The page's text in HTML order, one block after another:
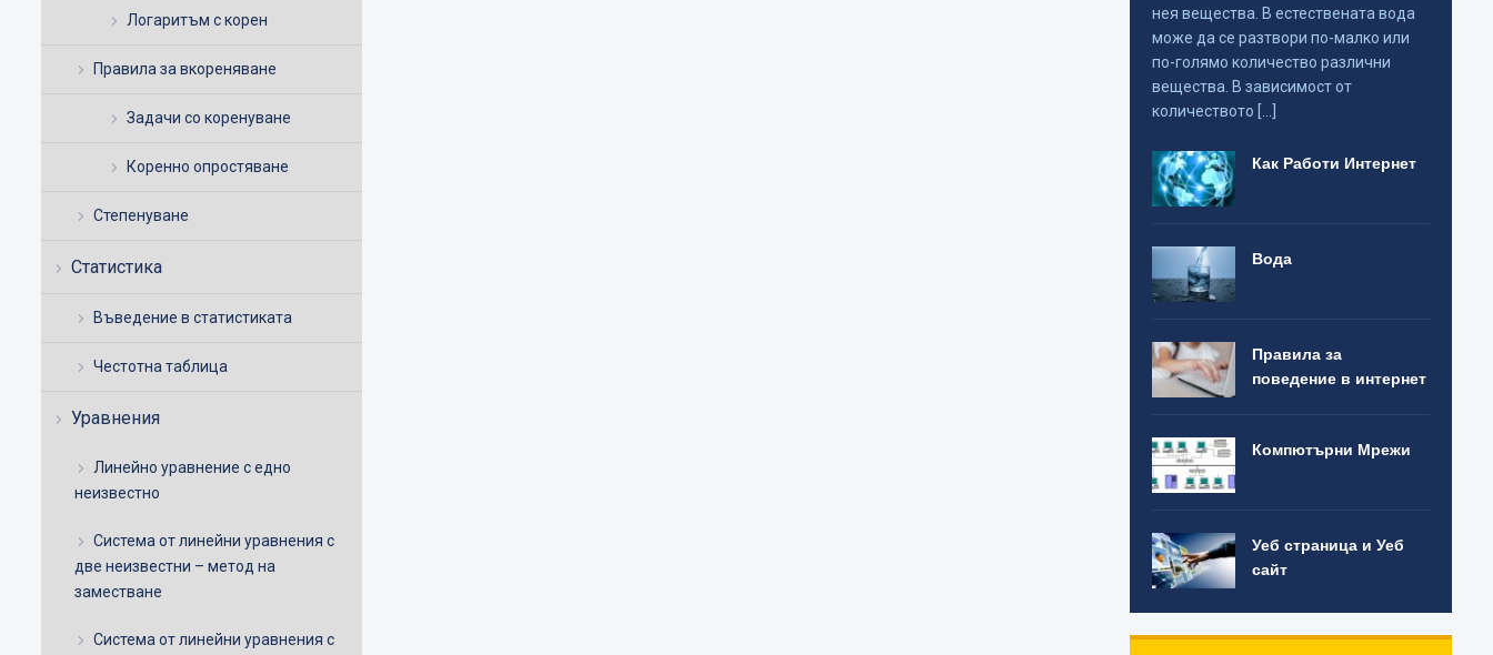
Логаритъм с корен
Правила за вкореняване
Задачи со коренуване
Коренно опростяване
Степенуване
Статистика
Въведение в статистиката
Честотна таблица
Уравнения
Линейно уравнение с едно
неизвестно
Система от линейни уравнения с
две неизвестни – метод на
заместване
Система от линейни уравнения с
нея вещества. В естествената вода
може да се разтвори по-малко или
по-голямо количество различни
вещества. В зависимост от
количеството […]
Как Работи Интернет
Вода
Правила за
поведение в интернет
Компютърни Мрежи
Уеб страница и Уеб
сайт